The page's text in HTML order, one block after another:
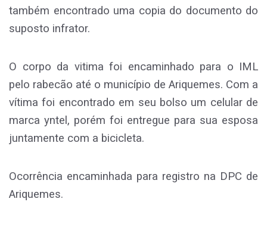
também encontrado uma copia do documento do
suposto infrator.
O corpo da vitima foi encaminhado para o IML
pelo rabecão até o município de Ariquemes. Com a
vítima foi encontrado em seu bolso um celular de
marca yntel, porém foi entregue para sua esposa
juntamente com a bicicleta.
Ocorrência encaminhada para registro na DPC de
Ariquemes.